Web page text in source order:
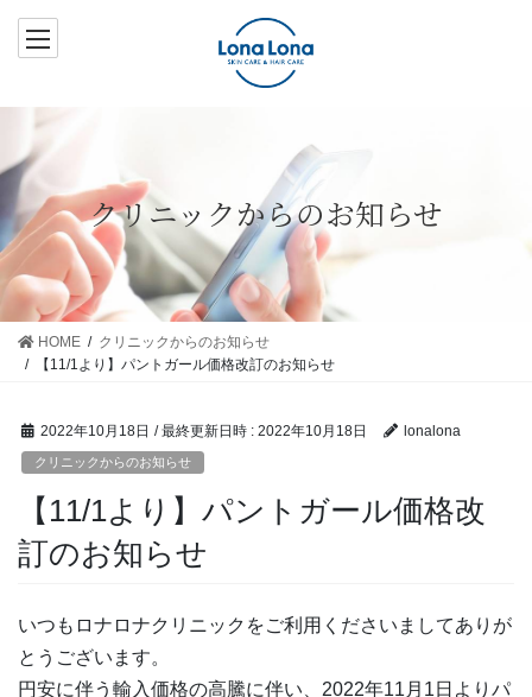
ッ
移
クリニックからのお知らせ
HOME
クリニックからのお知らせ
【11/1より】パントガール価格改訂のお知らせ
2022年10月18日 / 最終更新日時 : 2022年10月18日 lonalona
クリニックからのお知らせ
【11/1より】パントガール価格改
訂のお知らせ
いつもロナロナクリニックをご利用くださいましてありが
とうございます。
円安に伴う輸入価格の高騰に伴い、2022年11月1日よりパ